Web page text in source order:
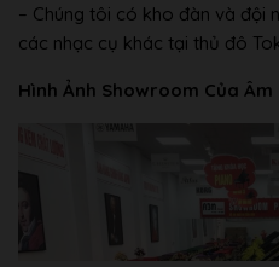
Cổng kết nối
Số phím
đàn
Phím nặng, Thế
1461 (W) x 459
lượng
– Chúng tôi có kho đàn và đội
các nhạc cụ khác tại thủ đô
Hình Ảnh Showroom Của Âm